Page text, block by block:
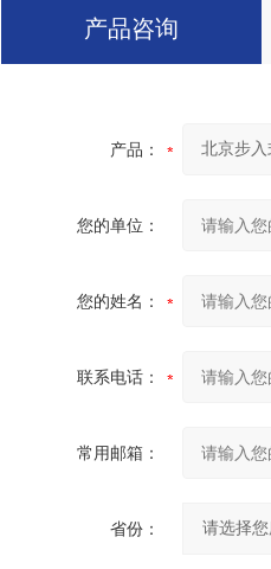
产品咨询
产品：
您的单位：
您的姓名：
联系电话：
常用邮箱：
省份：